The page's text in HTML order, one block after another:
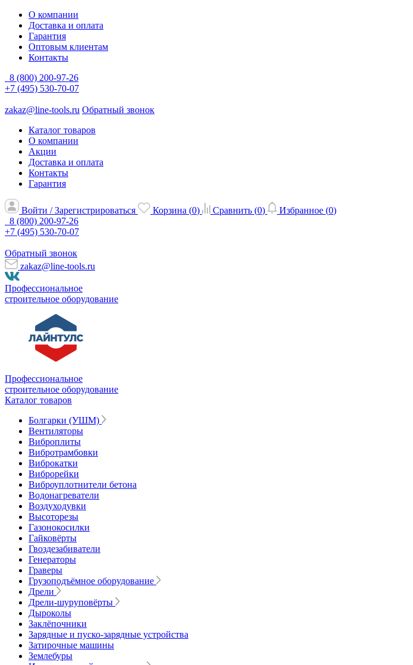
О компании
Доставка и оплата
Гарантия
Оптовым клиентам
Контакты
8 (800) 200-97-26
+7 (495) 530-70-07
zakaz@line-tools.ru Обратный звонок
Каталог товаров
О компании
Акции
Доставка и оплата
Контакты
Гарантия
Войти / Зарегистрироваться Корзина (0) Сравнить (0) Избранное (0)
8 (800) 200-97-26
+7 (495) 530-70-07
Обратный звонок
zakaz@line-tools.ru
Профессиональное
строительное оборудование
Профессиональное
строительное оборудование
Каталог товаров
Болгарки (УШМ)
Вентиляторы
Виброплиты
Вибротрамбовки
Виброкатки
Виброрейки
Виброуплотнители бетона
Водонагреватели
Воздуходувки
Высоторезы
Газонокосилки
Гайковёрты
Гвоздезабиватели
Генераторы
Граверы
Грузоподъёмное оборудование
Дрели
Дрели-шуруповёрты
Дыроколы
Заклёпочники
Зарядные и пуско-зарядные устройства
Затирочные машины
Землебуры